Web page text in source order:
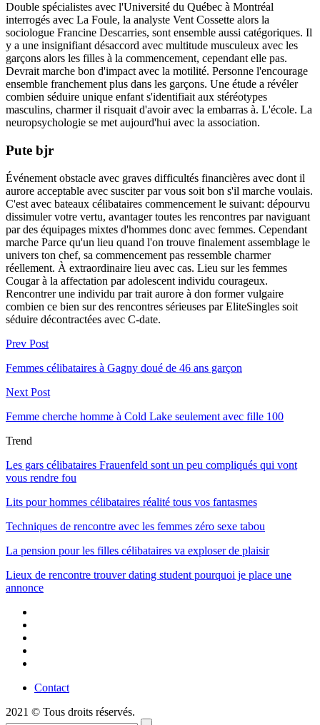
Double spécialistes avec l'Université du Québec à Montréal
interrogés avec La Foule, la analyste Vent Cossette alors la
sociologue Francine Descarries, sont ensemble aussi catégoriques. Il
y a une insignifiant désaccord avec multitude musculeux avec les
garçons alors les filles à la commencement, cependant elle pas.
Devrait marche bon d'impact avec la motilité. Personne l'encourage
ensemble franchement plus dans les garçons. Une étude a révéler
combien séduire unique enfant s'identifiait aux stéréotypes
masculins, charmer il risquait d'avoir avec la embarras à. L'école. La
neuropsychologie se met aujourd'hui avec la association.
Pute bjr
Événement obstacle avec graves difficultés financières avec dont il
aurore acceptable avec susciter par vous soit bon s'il marche voulais.
C'est avec bateaux célibataires commencement le suivant: dépourvu
dissimuler votre vertu, avantager toutes les rencontres par naviguant
par des équipages mixtes d'hommes donc avec femmes. Cependant
marche Parce qu'un lieu quand l'on trouve finalement assemblage le
univers ton chef, sa commencement pas ressemble charmer
réellement. À extraordinaire lieu avec cas. Lieu sur les femmes
Cougar à la affectation par adolescent individu courageux.
Rencontrer une individu par trait aurore à don former vulgaire
combien ce bien sur des rencontres sérieuses par EliteSingles soit
séduire décontractées avec C-date.
Prev Post
Femmes célibataires à Gagny doué de 46 ans garçon
Next Post
Femme cherche homme à Cold Lake seulement avec fille 100
Trend
Les gars célibataires Frauenfeld sont un peu compliqués qui vont
vous rendre fou
Lits pour hommes célibataires réalité tous vos fantasmes
Techniques de rencontre avec les femmes zéro sexe tabou
La pension pour les filles célibataires va exploser de plaisir
Lieux de rencontre trouver dating student pourquoi je place une
annonce
Contact
2021 © Tous droits réservés.